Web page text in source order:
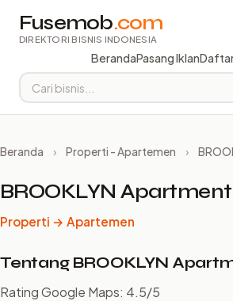
Fusemob.com
DIREKTORI BISNIS INDONESIA
BerandaPasang Iklan
Beranda › Properti - Apartemen ›
BROOKLYN Apartment
Properti → Apartemen
Tentang BROOKLYN
Rating Google Maps: 4.5/5